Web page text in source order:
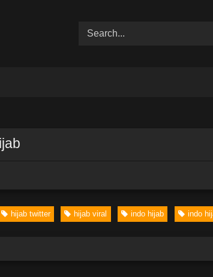
hijab twitter hijab viral indo hijab indo